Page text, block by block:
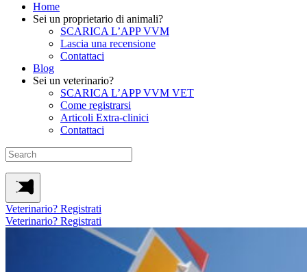
Home
Sei un proprietario di animali?
SCARICA L’APP VVM
Lascia una recensione
Contattaci
Blog
Sei un veterinario?
SCARICA L’APP VVM VET
Come registrarsi
Articoli Extra-clinici
Contattaci
Veterinario? Registrati
Veterinario? Registrati